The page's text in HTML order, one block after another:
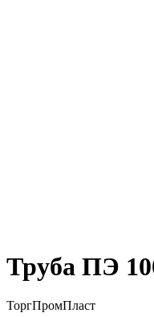
Труба ПЭ
ТоргПромПласт